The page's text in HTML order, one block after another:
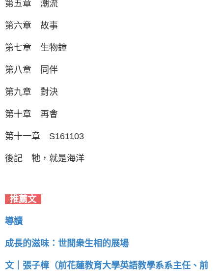
第五章 潮流
第六章 故事
第七章 生物鐘
第八章 同伴
第九章 對決
第十章 再會
第十一章 S161103
後記 牠，就是海洋
推薦文
導讀
成長的滋味：世間衆生相的展場
文｜張子樟（前花蓮教育大學英語教學系系主任、前